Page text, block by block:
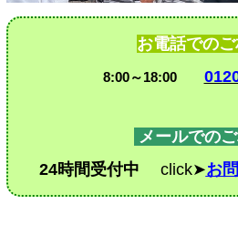
お電話での
8:00～18:00
メールでの
24時間受付中 click➤お